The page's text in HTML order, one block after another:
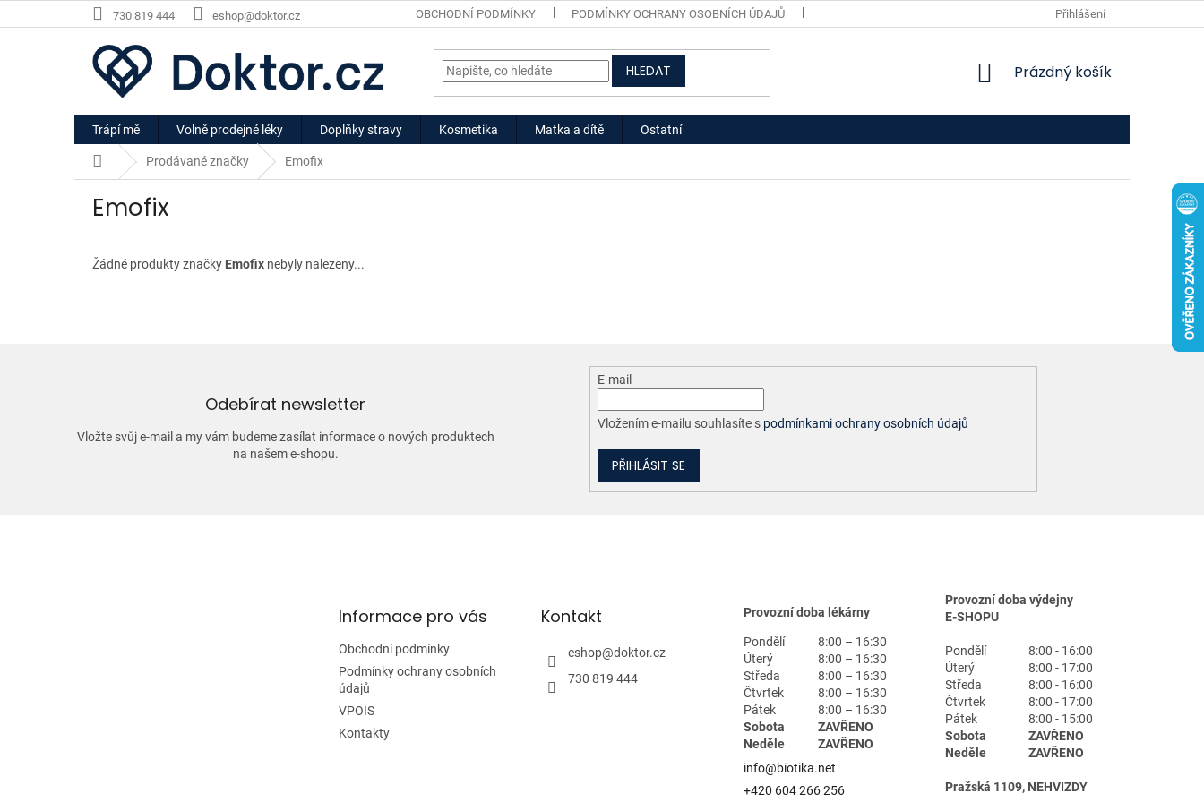
na
730 819 444 eshop@doktor.cz OBCHODNÍ PODMÍNKY PODMÍNKY OCHRANY OSOBNÍCH ÚDAJŮ Přihlášení
HLEDAT
NÁKUPNÍ
Prázdný košík
Trápí mě Volně prodejné léky Doplňky stravy Kosmetika Matka a dítě Ostatní
Domů Prodávané značky Emofix
Emofix
Žádné produkty značky Emofix nebyly nalezeny...
Odebírat newsletter
Vložte svůj e-mail a my vám budeme zasílat informace o nových produktech
na našem e-shopu.
E-mail
Vložením e-mailu souhlasíte s podmínkami ochrany osobních údajů
PŘIHLÁSIT SE
Informace pro vás
Obchodní podmínky
Podmínky ochrany osobních
údajů
VPOIS
Kontakty
Kontakt
eshop@doktor.cz
730 819 444
Provozní doba lékárny
Pondělí
8:00 – 16:30
Úterý
8:00 – 16:30
Středa
8:00 – 16:30
Čtvrtek
8:00 – 16:30
Pátek
8:00 – 16:30
Sobota
ZAVŘENO
Neděle
ZAVŘENO
info@biotika.net
+420 604 266 256
Provozní doba výdejny
E-SHOPU
Pondělí
8:00 - 16:00
Úterý
8:00 - 17:00
Středa
8:00 - 16:00
Čtvrtek
8:00 - 17:00
Pátek
8:00 - 15:00
Sobota
ZAVŘENO
Neděle
ZAVŘENO
Pražská 1109, NEHVIZDY